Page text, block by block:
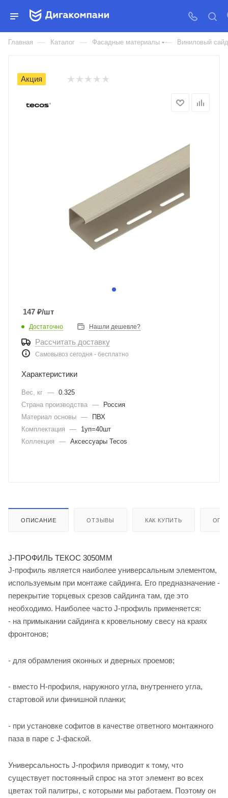
J-ПРОФИЛЬ ТЕКОС ДЛЯ
САЙДИНГА
Главная — Каталог — Фасадные материалы — Виниловый
Акция
147 ₽/шт
Достаточно Нашли дешевле?
Рассчитать доставку
Самовывоз сегодня - бесплатно
Характеристики
Вес, кг — 0.325
Страна производства —
Россия
Материал основы —
ПВХ
Комплектация
—
1уп=40шт
Коллекция
— Аксессуары Tecos
ОПИСАНИЕ ОТЗЫВЫ КАК КУПИТЬ
J-ПРОФИЛЬ ТЕКОС 3050ММ
J-профиль является наиболее универсальным элементом,
используемым при монтаже сайдинга. Его предназначение -
перекрытие торцевых срезов сайдинга там, где это
необходимо. Наиболее часто J-профиль применяется:
- на примыкании сайдинга к кровельному свесу на краях
фронтонов;
- для обрамления оконных и дверных проемов;
- вместо H-профиля, наружного угла, внутреннего угла,
стартовой или финишной планки;
- при установке софитов в качестве ответного монтажного
паза в паре с J-фаской.
Универсальность J-профиля приводит к тому, что
существует постоянный спрос на этот элемент во всех
цветах той палитры, с которыми мы работаем. Поэтому он